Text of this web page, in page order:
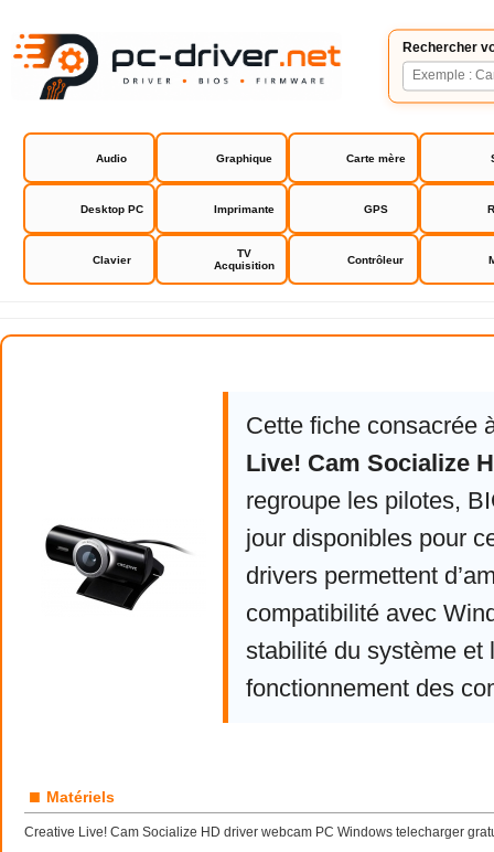
Rechercher
Audio Graphique Carte mère
Desktop PC Imprimante GPS
Clavier
TV
Acquisition
Contrôleur
Creative Live! Cam Socialize HD
Cette fiche consacrée
Live! Cam Socialize
regroupe les pilotes,
jour disponibles pour
drivers permettent
compatibilité avec
stabilité du système et
fonctionnement des
■ Matériels
Creative Live! Cam Socialize HD driver webcam PC Windows telecharger